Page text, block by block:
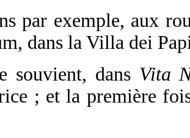
par exemple, aux
dans la Villa dei
souvient, dans Vita
; et la première